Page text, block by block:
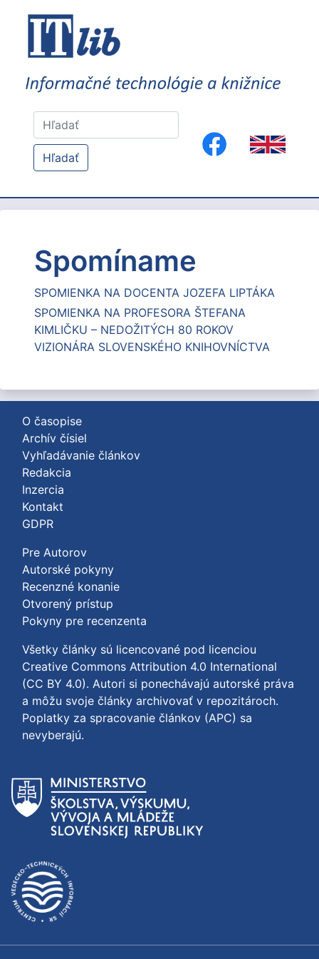
Hľadať
Spomíname
SPOMIENKA NA DOCENTA JOZEFA LIPTÁKA
SPOMIENKA NA PROFESORA ŠTEFANA
KIMLIČKU – NEDOŽITÝCH 80 ROKOV
VIZIONÁRA SLOVENSKÉHO KNIHOVNÍCTVA
O časopise
Archív čísiel
Vyhľadávanie článkov
Redakcia
Inzercia
Kontakt
GDPR
Pre Autorov
Autorské pokyny
Recenzné konanie
Otvorený prístup
Pokyny pre recenzenta
Všetky články sú licencované pod licenciou
Creative Commons Attribution 4.0 International
(CC BY 4.0). Autori si ponechávajú autorské práva
a môžu svoje články archivovať v repozitároch.
Poplatky za spracovanie článkov (APC) sa
nevyberajú.